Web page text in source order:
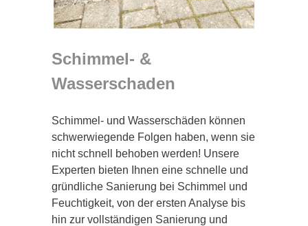
Schimmel- &
Wasserschaden
Schimmel- und Wasserschäden können
schwerwiegende Folgen haben, wenn sie
nicht schnell behoben werden! Unsere
Experten bieten Ihnen eine schnelle und
gründliche Sanierung bei Schimmel und
Feuchtigkeit, von der ersten Analyse bis
hin zur vollständigen Sanierung und